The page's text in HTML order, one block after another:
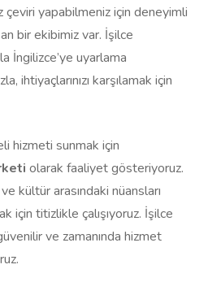
çeviri yapabilmeniz için deneyimli
bir ekibimiz var. İşilce
İngilizce’ye uyarlama
ihtiyaçlarınızı karşılamak için
hizmeti sunmak için
olarak faaliyet gösteriyoruz.
kültür arasındaki nüansları
için titizlikle çalışıyoruz. İşilce
ve zamanında hizmet